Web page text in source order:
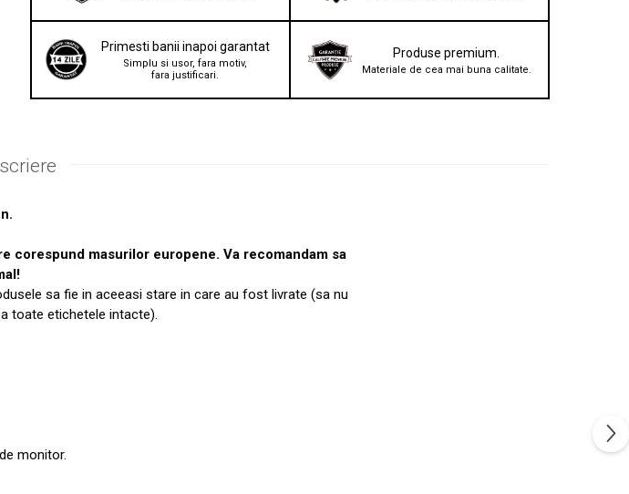
Primesti banii inapoi garantat
Simplu si usor, fara motiv,
fara justificari.
Produse premium.
Materiale de cea mai buna calitate.
corespund masurilor europene. Va recomandam sa
sa fie in aceeasi stare in care au fost livrate (sa nu
toate etichetele intacte).
monitor.